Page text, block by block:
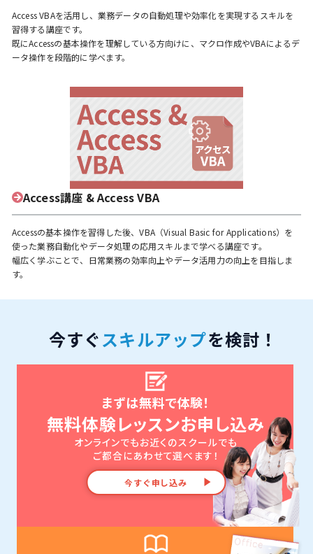
Access VBAを活用し、業務データの自動処理や効率化を実現するスキルを
習得する講座です。
既にAccessの基本操作を理解している方向けに、マクロ作成やVBAによるデ
ータ操作を段階的に学べます。
Access講座 & Access VBA
Accessの基本操作を習得した後、VBA（Visual Basic for Applications）を
使った業務自動化やデータ処理の応用スキルまで学べる講座です。
幅広く学ぶことで、日常業務の効率向上やデータ活用力の向上を目指しま
す。
今すぐスキルアップを検討！
まずは無料で体験！
無料体験レッスンお申し込み
オンラインでもお近くのスクールでも
ご都合にあわせて選べます！
今すぐ申し込み